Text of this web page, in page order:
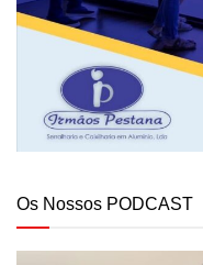
Os Nossos PODCAST